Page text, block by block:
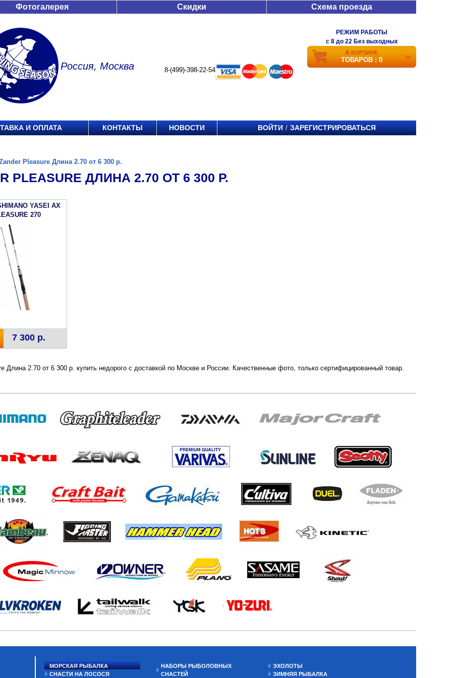
Фотогалерея Скидки Схема проезда
Россия, Москва 8-(499)-398-22-54
РЕЖИМ РАБОТЫ
c 8 до 22 Без выходных
В КОРЗИНЕ
ТОВАРОВ : 0
И ОПЛАТА КОНТАКТЫ НОВОСТИ ВОЙТИ / ЗАРЕГИСТРИРОВАТЬСЯ
Pleasure Длина 2.70 от 6 300 р.
PLEASURE ДЛИНА 2.70 ОТ 6 300 Р.
YASEI АХ
270
7 300 р.
Длина 2.70 от 6 300 р. купить недорого с доставкой по Москве и России. Качественные фото, только сертифицированный товар.
МОРСКАЯ РЫБАЛКА
СНАСТИ НА ЛОСОСЯ
НАБОРЫ РЫБОЛОВНЫХ
СНАСТЕЙ
ЭХОЛОТЫ
ЗИМНЯЯ РЫБАЛКА